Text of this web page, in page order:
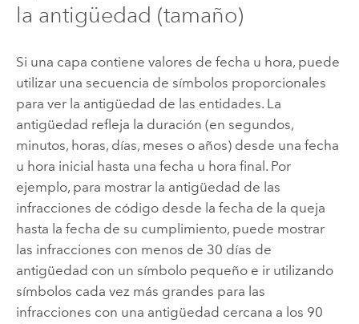
la antigüedad (tamaño)
Si una capa contiene valores de fecha u hora, puede
utilizar una secuencia de símbolos proporcionales
para ver la antigüedad de las entidades. La
antigüedad refleja la duración (en segundos,
minutos, horas, días, meses o años) desde una fecha
u hora inicial hasta una fecha u hora final. Por
ejemplo, para mostrar la antigüedad de las
infracciones de código desde la fecha de la queja
hasta la fecha de su cumplimiento, puede mostrar
las infracciones con menos de 30 días de
antigüedad con un símbolo pequeño e ir utilizando
símbolos cada vez más grandes para las
infracciones con una antigüedad cercana a los 90